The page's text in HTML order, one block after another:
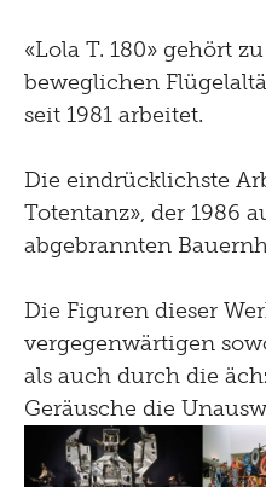
«Lola T. 180» gehört
beweglichen
seit 1981 arbeitet.
Die eindrücklichste
Totentanz», der 1986
abgebrannten
Die Figuren dieser
vergegenwärtigen
als auch durch die
Geräusche die